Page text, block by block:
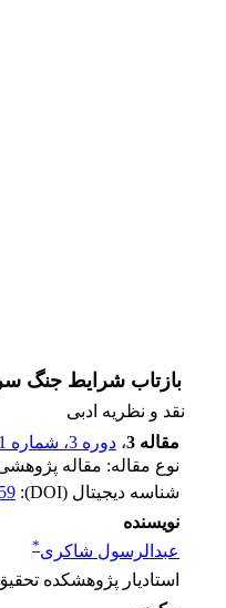
بازتاب شرایط جنگ
نقد و نظریه ادبی
مقاله 3
، دوره 3، شماره 1 - شماره پیاپی 5
نوع مقاله: مقاله
شناسه دیجیتال (DOI):
نویسنده
عبدالرسول شاکری*
استادیار پژوهشکده